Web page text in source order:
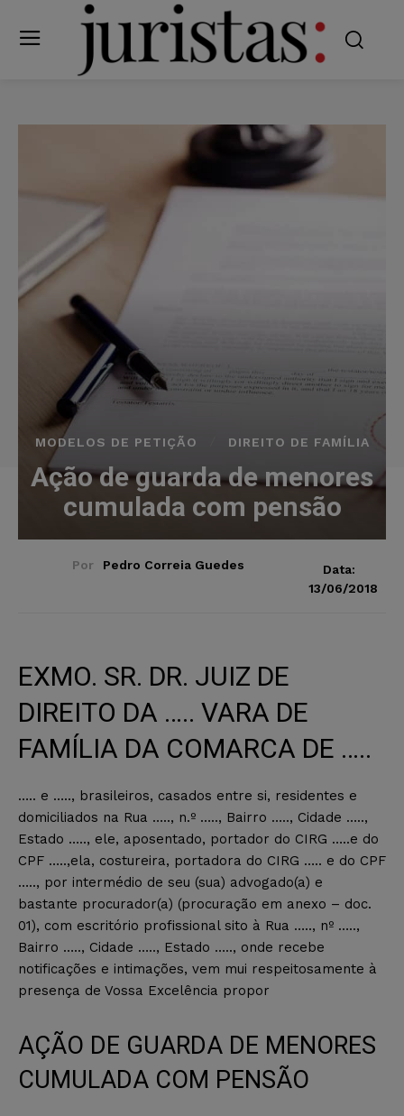
MODELOS DE PETIÇÃO DIREITO DE FAMÍLIA
Ação de guarda de menores
cumulada com pensão
Por Pedro Correia Guedes
Data:
13/06/2018
EXMO. SR. DR. JUIZ DE
DIREITO DA ….. VARA DE
FAMÍLIA DA COMARCA DE …..
….. e ….., brasileiros, casados entre si, residentes e
domiciliados na Rua ….., n.º ….., Bairro ….., Cidade …..,
Estado ….., ele, aposentado, portador do CIRG …..e do
CPF …..,ela, costureira, portadora do CIRG ….. e do CPF
….., por intermédio de seu (sua) advogado(a) e
bastante procurador(a) (procuração em anexo – doc.
01), com escritório profissional sito à Rua ….., nº …..,
Bairro ….., Cidade ….., Estado ….., onde recebe
notificações e intimações, vem mui respeitosamente à
presença de Vossa Excelência propor
AÇÃO DE GUARDA DE MENORES
CUMULADA COM PENSÃO